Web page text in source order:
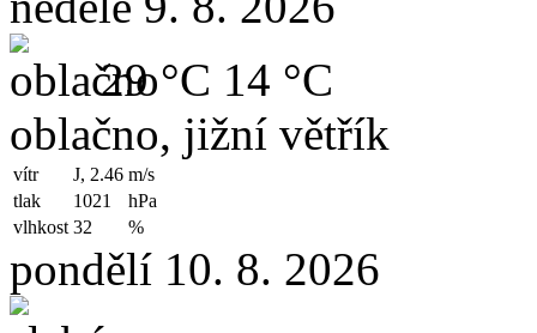
29 °C 14 °C
oblačno, jižní větřík
vítr J, 2.46 m/s
tlak
1021
hPa
vlhkost 32 %
pondělí 10. 8. 2026